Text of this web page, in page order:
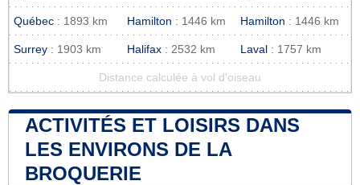
Québec : 1893 km Hamilton : 1446 km Hamilton : 1446 km
Surrey : 1903 km Halifax : 2532 km Laval : 1757 km
Distance calculée à vol d'oiseau
ACTIVITÉS ET LOISIRS DANS
LES ENVIRONS DE LA
BROQUERIE